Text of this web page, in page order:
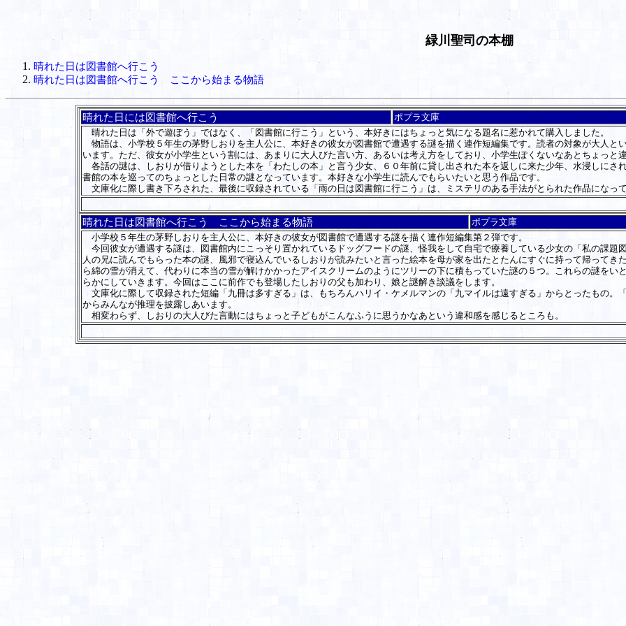
緑川聖司の本棚
晴れた日は図書館へ行こう
晴れた日は図書館へ行こう ここから始まる物語
晴れた日には図書館へ行こう
ポプラ文庫
晴れた日は「外で遊ぼう」ではなく、「図書館に行こう」という、本好きにはちょっと気になる題名に惹かれて購入しました。
物語は、小学校５年生の茅野しおりを主人公に、本好きの彼女が図書館で遭遇する謎を描く連作短編集です。読者の対象が大人と
います。ただ、彼女が小学生という割には、あまりに大人びた言い方、あるいは考え方をしており、小学生ぽくないなあとちょっと
各話の謎は、しおりが借りようとした本を「わたしの本」と言う少女、６０年前に貸し出された本を返しに来た少年、水浸しにさ
書館の本を巡ってのちょっとした日常の謎となっています。本好きな小学生に読んでもらいたいと思う作品です。
文庫化に際し書き下ろされた、最後に収録されている「雨の日は図書館に行こう」は、ミステリのある手法がとられた作品になっ
晴れた日は図書館へ行こう ここから始まる物語
ポプラ文庫
小学校５年生の茅野しおりを主人公に、本好きの彼女が図書館で遭遇する謎を描く連作短編集第２弾です。
今回彼女が遭遇する謎は、図書館内にこっそり置かれているドッグフードの謎、怪我をして自宅で療養している少女の「私の課題
人の兄に読んでもらった本の謎、風邪で寝込んでいるしおりが読みたいと言った絵本を母が家を出たとたんにすぐに持って帰って
ら綿の雪が消えて、代わりに本当の雪が解けかかったアイスクリームのようにツリーの下に積もっていた謎の５つ。これらの謎を
らかにしていきます。今回はここに前作でも登場したしおりの父も加わり、娘と謎解き談議をします。
文庫化に際して収録された短編「九冊は多すぎる」は、もちろんハリイ・ケメルマンの「九マイルは遠すぎる」からとったもの。
からみんなが推理を披露しあいます。
相変わらず、しおりの大人びた言動にはちょっと子どもがこんなふうに思うかなあという違和感を感じるところも。